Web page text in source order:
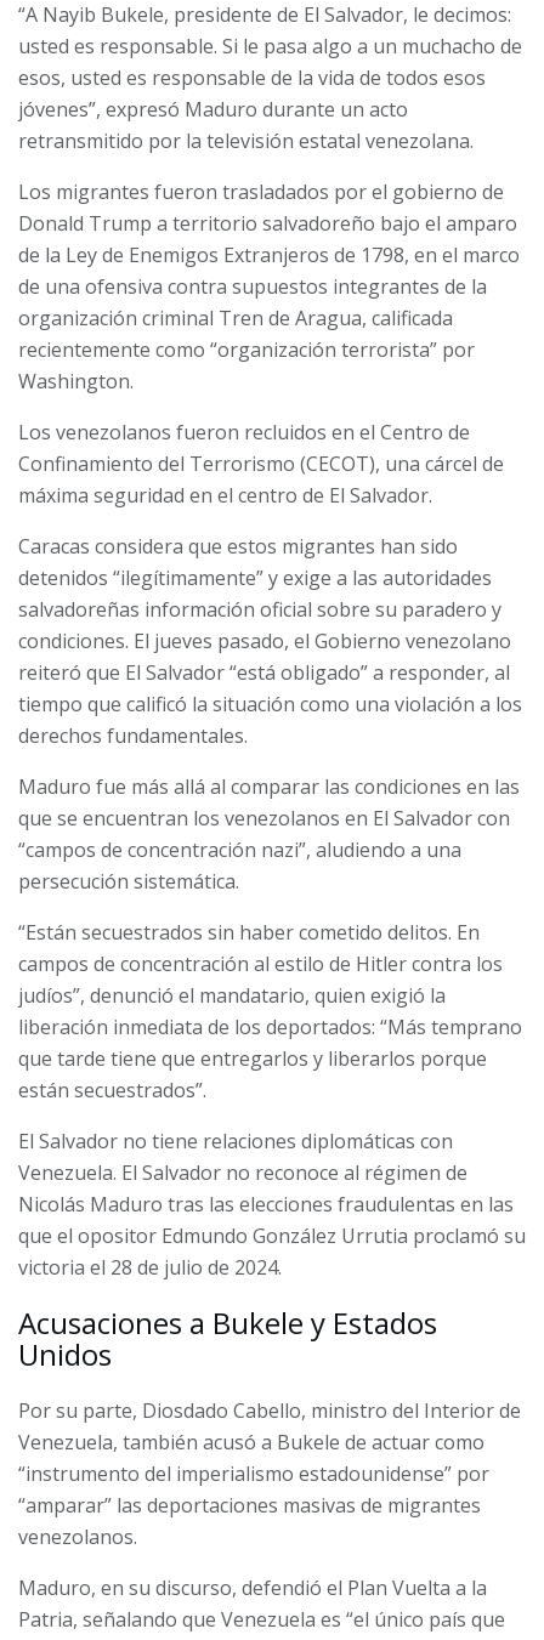
“A Nayib Bukele, presidente de El Salvador, le decimos:
usted es responsable. Si le pasa algo a un muchacho de
esos, usted es responsable de la vida de todos esos
jóvenes”, expresó Maduro durante un acto
retransmitido por la televisión estatal venezolana.
Los migrantes fueron trasladados por el gobierno de
Donald Trump a territorio salvadoreño bajo el amparo
de la Ley de Enemigos Extranjeros de 1798, en el marco
de una ofensiva contra supuestos integrantes de la
organización criminal Tren de Aragua, calificada
recientemente como “organización terrorista” por
Washington.
Los venezolanos fueron recluidos en el Centro de
Confinamiento del Terrorismo (CECOT), una cárcel de
máxima seguridad en el centro de El Salvador.
Caracas considera que estos migrantes han sido
detenidos “ilegítimamente” y exige a las autoridades
salvadoreñas información oficial sobre su paradero y
condiciones. El jueves pasado, el Gobierno venezolano
reiteró que El Salvador “está obligado” a responder, al
tiempo que calificó la situación como una violación a los
derechos fundamentales.
Maduro fue más allá al comparar las condiciones en las
que se encuentran los venezolanos en El Salvador con
“campos de concentración nazi”, aludiendo a una
persecución sistemática.
“Están secuestrados sin haber cometido delitos. En
campos de concentración al estilo de Hitler contra los
judíos”, denunció el mandatario, quien exigió la
liberación inmediata de los deportados: “Más temprano
que tarde tiene que entregarlos y liberarlos porque
están secuestrados”.
El Salvador no tiene relaciones diplomáticas con
Venezuela. El Salvador no reconoce al régimen de
Nicolás Maduro tras las elecciones fraudulentas en las
que el opositor Edmundo González Urrutia proclamó su
victoria el 28 de julio de 2024.
Acusaciones a Bukele y Estados
Unidos
Por su parte, Diosdado Cabello, ministro del Interior de
Venezuela, también acusó a Bukele de actuar como
“instrumento del imperialismo estadounidense” por
“amparar” las deportaciones masivas de migrantes
venezolanos.
Maduro, en su discurso, defendió el Plan Vuelta a la
Patria, señalando que Venezuela es “el único país que